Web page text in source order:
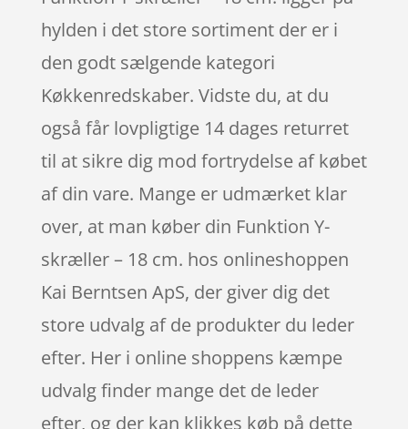
hylden i det store sortiment der er i
den godt sælgende kategori
Køkkenredskaber. Vidste du, at du
også får lovpligtige 14 dages returret
til at sikre dig mod fortrydelse af købet
af din vare. Mange er udmærket klar
over, at man køber din Funktion Y-
skræller – 18 cm. hos onlineshoppen
Kai Berntsen ApS, der giver dig det
store udvalg af de produkter du leder
efter. Her i online shoppens kæmpe
udvalg finder mange det de leder
efter, og der kan klikkes køb på dette